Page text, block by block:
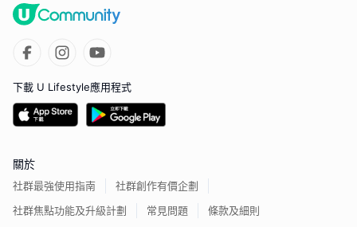
下載 U Lifestyle應用程式
關於
社群最強使用指南
社群創作有價企劃
社群焦點功能及升級計劃
常見問題 條款及細則